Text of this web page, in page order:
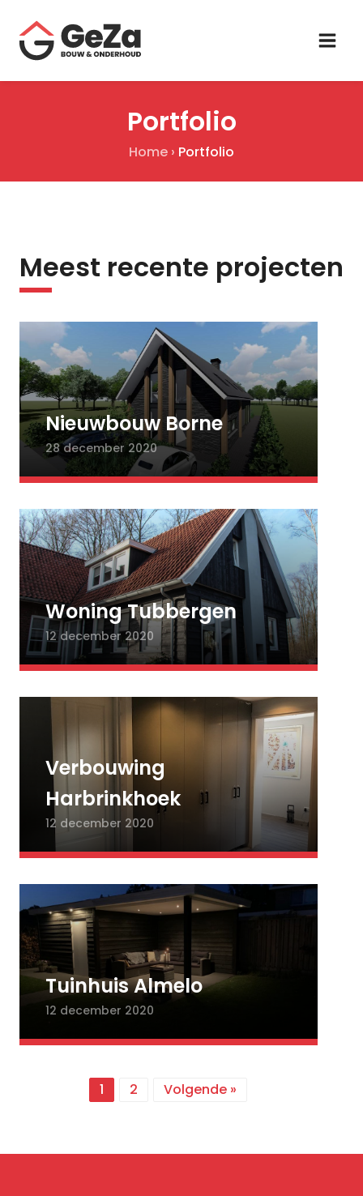
Portfolio
Home › Portfolio
Meest recente projecten
Nieuwbouw Borne
28 december 2020
Woning Tubbergen
12 december 2020
Verbouwing
Harbrinkhoek
12 december 2020
Tuinhuis Almelo
12 december 2020
1 2 Volgende »